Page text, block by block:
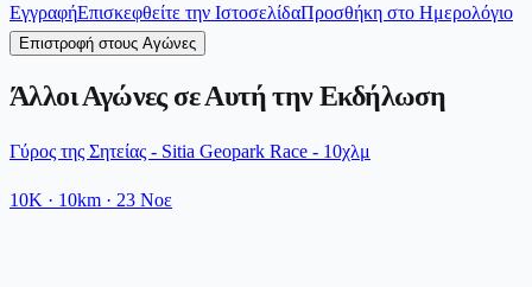
ΕγγραφήΕπισκεφθείτε την ΙστοσελίδαΠροσθήκη στο Ημερολόγιο
Επιστροφή στους Αγώνες
Άλλοι Αγώνες σε Αυτή την Εκδήλωση
Γύρος της Σητείας - Sitia Geopark Race - 10χλμ
10K · 10km · 23 Νοε